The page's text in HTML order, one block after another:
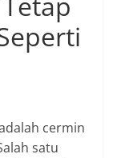
cermin
satu